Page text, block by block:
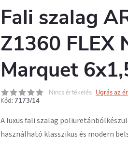
Fali szalag
Z1360 FLEX
Marquet
Nincs értékelés Ugrás az
Kód: 7173/14
A luxus fali szalag poliuretánból
használható klasszikus és modern